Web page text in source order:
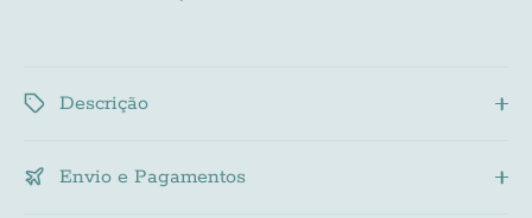
Descrição
Envio e Pagamentos